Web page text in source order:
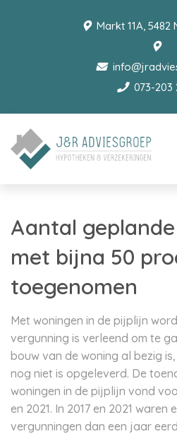
Markt 11A, 5482
073-203
Aantal
met bijna 50
toegenomen
Met woningen in de pijplijn
vergunning is verleend om te
bouw van de woning al bezig
nog niet is opgeleverd. De
woningen in de pijplijn vond
en 2021. In 2017 en 2021 waren
vergunningen dan een jaar